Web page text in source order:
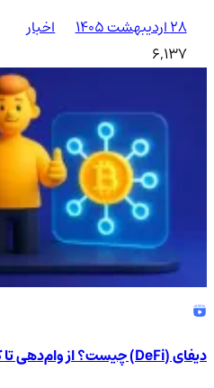
۲۸ اردیبهشت ۱۴۰۵
اخبار
6,137
دیفای (DeFi) چیست؟ از وام‌دهی تا کسب درآمد